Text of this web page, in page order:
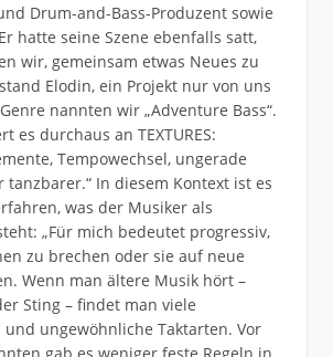
Drum-and-Bass-Produzent sowie
hatte seine Szene ebenfalls satt,
wir, gemeinsam etwas Neues zu
Elodin, ein Projekt nur von uns
nannten wir „Adventure Bass“.
es durchaus an TEXTURES:
Tempowechsel, ungerade
tanzbarer.“ In diesem Kontext ist es
was der Musiker als
„Für mich bedeutet progressiv,
zu brechen oder sie auf neue
Wenn man ältere Musik hört –
Sting – findet man viele
und ungewöhnliche Taktarten. Vor
gab es weniger feste Regeln in